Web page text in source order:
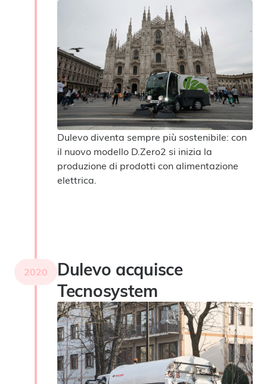
Dulevo diventa sempre più sostenibile: con
il nuovo modello D.Zero2 si inizia la
produzione di prodotti con alimentazione
elettrica.
2020
Dulevo acquisce
Tecnosystem